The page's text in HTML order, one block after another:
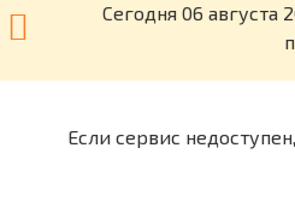
Cегодня 06
Если сервис